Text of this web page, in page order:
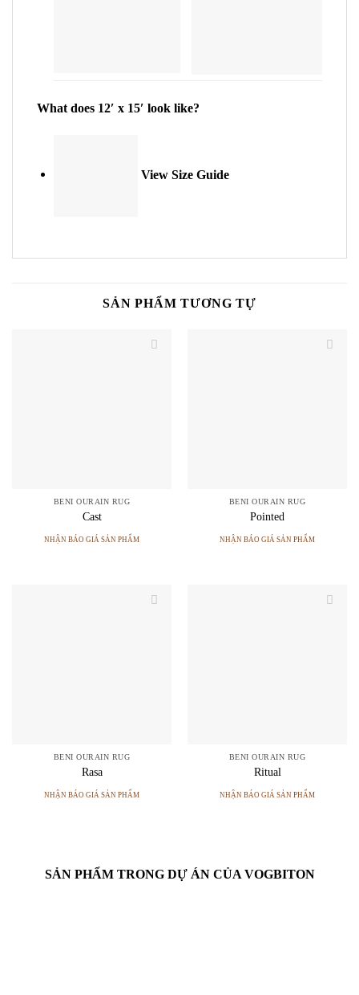
What does 12′ x 15′ look like?
View Size Guide
SẢN PHẨM TƯƠNG TỰ
BENI OURAIN RUG
Cast
NHẬN BÁO GIÁ SẢN PHẨM
BENI OURAIN RUG
Pointed
NHẬN BÁO GIÁ SẢN PHẨM
BENI OURAIN RUG
Rasa
NHẬN BÁO GIÁ SẢN PHẨM
BENI OURAIN RUG
Ritual
NHẬN BÁO GIÁ SẢN PHẨM
SẢN PHẨM TRONG DỰ ÁN CỦA VOGBITON